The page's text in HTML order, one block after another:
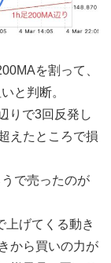
を割って、
と判断。
りで3回反発し
えたところで損
で売ったのが
上げてくる動き
から買いの力が